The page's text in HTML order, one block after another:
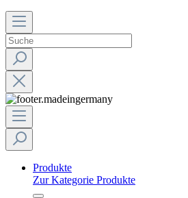
Produkte
Zur Kategorie Produkte